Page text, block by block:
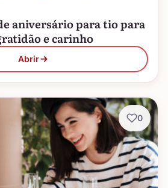
aniversário para tio para
e carinho
Abrir
0